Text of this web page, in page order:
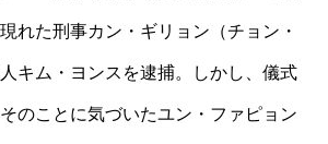
れた刑事カン・ギリョン（チョン・
キム・ヨンスを逮捕。しかし、儀式
のことに気づいたユン・ファピョン